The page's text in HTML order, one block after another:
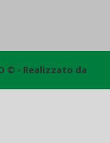
© - Realizzato da